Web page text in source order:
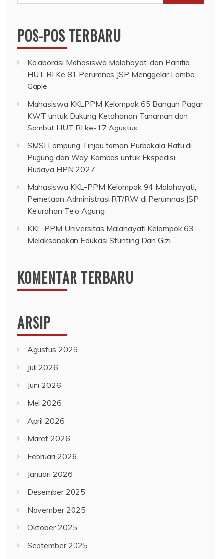
untuk:
POS-POS TERBARU
Kolaborasi Mahasiswa Malahayati dan Panitia
HUT RI Ke 81 Perumnas JSP Menggelar Lomba
Gaple
Mahasiswa KKLPPM Kelompok 65 Bangun Pagar
KWT untuk Dukung Ketahanan Tanaman dan
Sambut HUT RI ke-17 Agustus
SMSI Lampung Tinjau taman Purbakala Ratu di
Pugung dan Way Kambas untuk Ekspedisi
Budaya HPN 2027
Mahasiswa KKL-PPM Kelompok 94 Malahayati,
Pemetaan Administrasi RT/RW di Perumnas JSP
Kelurahan Tejo Agung
KKL-PPM Universitas Malahayati Kelompok 63
Melaksanakan Edukasi Stunting Dan Gizi
KOMENTAR TERBARU
ARSIP
Agustus 2026
Juli 2026
Juni 2026
Mei 2026
April 2026
Maret 2026
Februari 2026
Januari 2026
Desember 2025
November 2025
Oktober 2025
September 2025